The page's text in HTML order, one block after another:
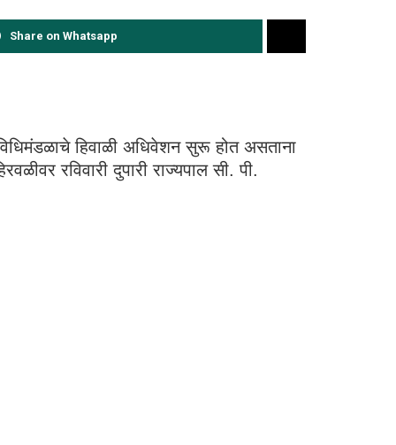
Share on Whatsapp
हिवाळी अधिवेशन सुरू होत असताना
रविवारी दुपारी राज्यपाल सी. पी.